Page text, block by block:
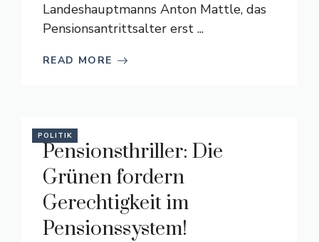
Landeshauptmanns Anton Mattle, das
Pensionsantrittsalter erst ...
READ MORE
POLITIK
Pensionsthriller: Die
Grünen fordern
Gerechtigkeit im
Pensionssystem!